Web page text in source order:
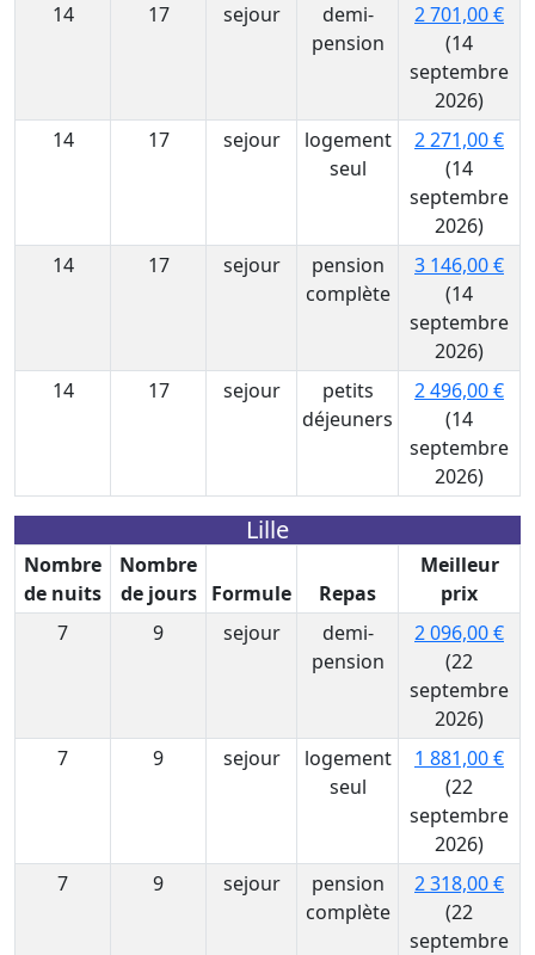
14
17 sejour
demi-
pension
2 701,00 €
(14
septembre
2026)
14
17 sejour
logement
seul
2 271,00 €
(14
septembre
2026)
14
17 sejour
pension
complète
3 146,00 €
(14
septembre
2026)
14
17 sejour
petits
déjeuners
2 496,00 €
(14
septembre
2026)
Lille
Nombre
de nuits
Nombre
de jours
Formule Repas
Meilleur
prix
7
9 sejour
demi-
pension
2 096,00 €
(22
septembre
2026)
7
9 sejour
logement
seul
1 881,00 €
(22
septembre
2026)
7
9 sejour
pension
complète
2 318,00 €
(22
septembre